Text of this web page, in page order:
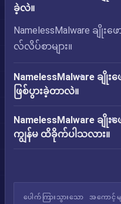
ခဲ့လဲ။
NamelessMalware ခ
လ်လိပ်စာများ။
NamelessMalware ခ
ဖြစ်ပွားခဲ့တာလဲ။
NamelessMalware ချို
ကျွန်မ ထိခိုက်ပါသလား။
ပေါက်ကြားသွားသော အကောင့်မျ